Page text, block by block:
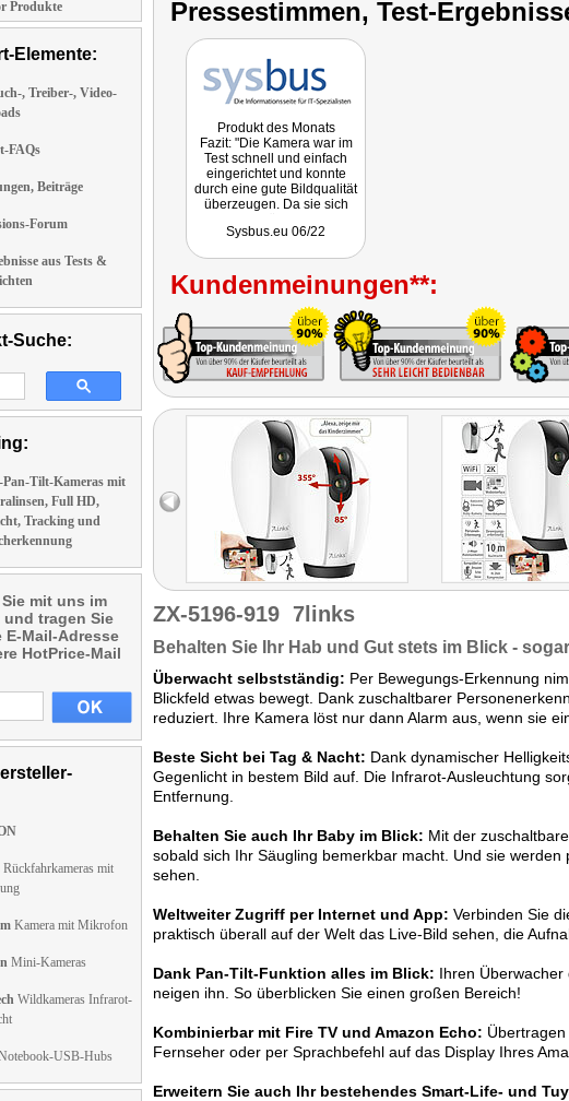
Produkte
Elemente:
, Treiber-, Video-
FAQs
Beiträge
Forum
aus Tests &
Suche:
Tilt-Kameras mit
Full HD,
Tracking und
mit uns im
und tragen Sie
E-Mail-Adresse
HotPrice-Mail
Rückfahrkameras mit
Kamera mit Mikrofon
Mini-Kameras
Wildkameras Infrarot-
USB-Hubs
Pressestimmen, Test-
Produkt des Monats
Fazit: "Die Kamera war im
Test schnell und einfach
eingerichtet und konnte
durch eine gute Bildqualität
überzeugen. Da sie sich
sich zur Überwachung
verzerren. Die
Bewegungsverfolgungsfunktion
arbeitete im Test
einwandfrei. Außerdem
kann man sagen, dass die
Kamera über ein
hervorragendes
Sysbus.eu 06/22
Kundenmeinungen**:
ZX-5196-919 7links
Behalten Sie Ihr Hab und Gut stets im Blick -
Überwacht selbstständig: Per Bewegungs-Erkennung
Blickfeld etwas bewegt. Dank zuschaltbarer
reduziert. Ihre Kamera löst nur dann Alarm aus, wenn sie
Beste Sicht bei Tag & Nacht: Dank dynamischer
Gegenlicht in bestem Bild auf. Die Infrarot-Ausleuchtung
Entfernung.
Behalten Sie auch Ihr Baby im Blick: Mit der
sobald sich Ihr Säugling bemerkbar macht. Und sie
sehen.
Weltweiter Zugriff per Internet und App: Verbinden Sie
praktisch überall auf der Welt das Live-Bild sehen, die
Dank Pan-Tilt-Funktion alles im Blick: Ihren Überwacher
neigen ihn. So überblicken Sie einen großen Bereich!
Kombinierbar mit Fire TV und Amazon Echo:
Fernseher oder per Sprachbefehl auf das Display Ihres
Erweitern Sie auch Ihr bestehendes Smart-Life- und